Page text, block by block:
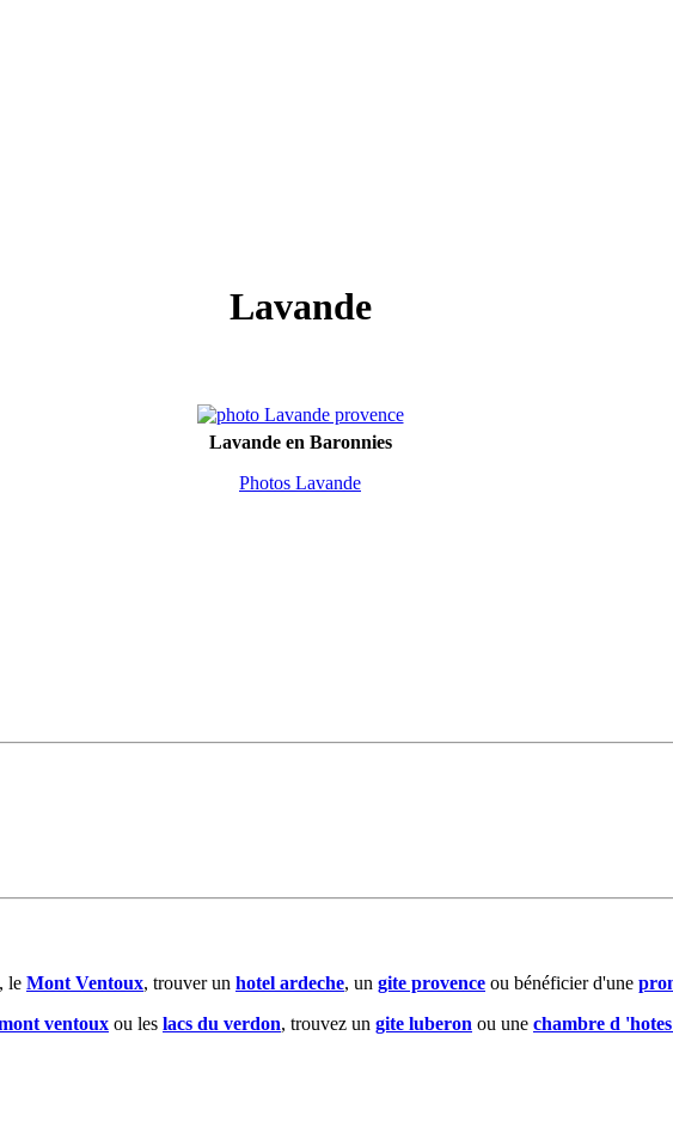
Lavande
Lavande en Baronnies
Photos Lavande
, le Mont Ventoux, trouver un hotel ardeche, un gite provence ou bénéficier d'une
ventoux ou les lacs du verdon, trouvez un gite luberon ou une chambre d